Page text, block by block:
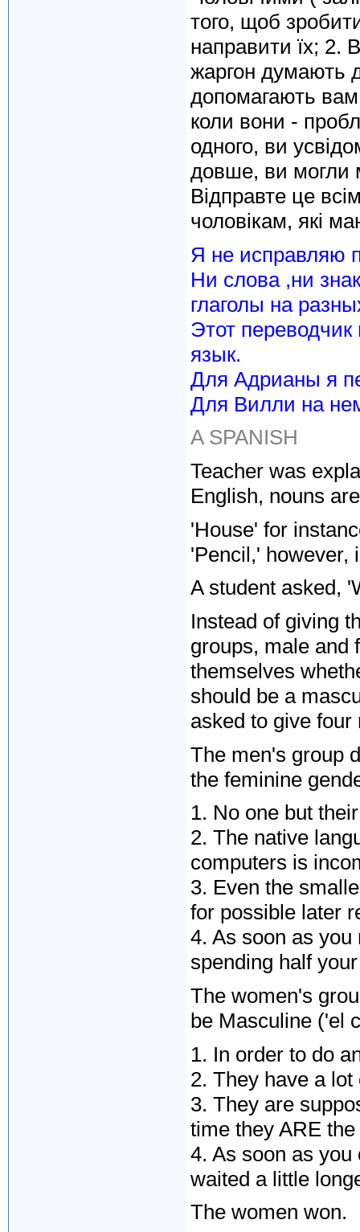
того, щоб
направити їх; 2.
жаргон думають
допомагають
коли вони -
одного, ви
довше, ви могли
Відправте це
чоловікам, які
Я не исправляю
Ни слова ,ни
глаголы на
Этот переводчик
язык.
Для Адрианы я
Для Вилли на
A SPANISH
Teacher was
English, nouns
'House' for
'Pencil,' however,
A student asked,
Instead of giving
groups, male and
themselves
should be a
asked to give
The men's group
the feminine
1. No one but
2. The native
computers is
3. Even the
for possible later
4. As soon as
spending half
The women's
be Masculine ('el
1. In order to do
2. They have a
3. They are
time they ARE
4. As soon as
waited a little
The women won.